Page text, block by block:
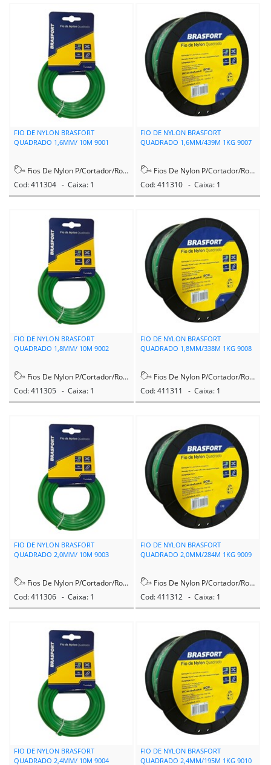
FIO DE NYLON BRASFORT
QUADRADO 1,6MM/ 10M 9001
Fios De Nylon P/Cortador/Rocadeira
Cod: 411304 - Caixa: 1
FIO DE NYLON BRASFORT
QUADRADO 1,6MM/439M 1KG 9007
Fios De Nylon P/Cortador/Rocadeira
Cod: 411310 - Caixa: 1
FIO DE NYLON BRASFORT
QUADRADO 1,8MM/ 10M 9002
Fios De Nylon P/Cortador/Rocadeira
Cod: 411305 - Caixa: 1
FIO DE NYLON BRASFORT
QUADRADO 1,8MM/338M 1KG 9008
Fios De Nylon P/Cortador/Rocadeira
Cod: 411311 - Caixa: 1
FIO DE NYLON BRASFORT
QUADRADO 2,0MM/ 10M 9003
Fios De Nylon P/Cortador/Rocadeira
Cod: 411306 - Caixa: 1
FIO DE NYLON BRASFORT
QUADRADO 2,0MM/284M 1KG 9009
Fios De Nylon P/Cortador/Rocadeira
Cod: 411312 - Caixa: 1
FIO DE NYLON BRASFORT
QUADRADO 2,4MM/ 10M 9004
FIO DE NYLON BRASFORT
QUADRADO 2,4MM/195M 1KG 9010